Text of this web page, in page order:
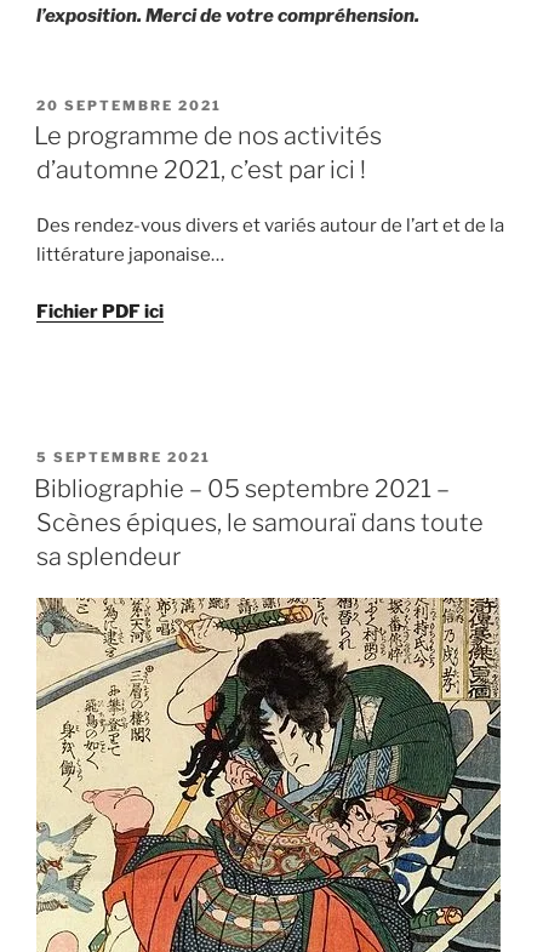
l’exposition. Merci de votre compréhension.
PUBLIÉ
LE
20 SEPTEMBRE 2021
Le programme de nos activités
d’automne 2021, c’est par ici !
Des rendez-vous divers et variés autour de l’art et de la
littérature japonaise…
Fichier PDF ici
PUBLIÉ
LE
5 SEPTEMBRE 2021
Bibliographie – 05 septembre 2021 –
Scènes épiques, le samouraï dans toute
sa splendeur